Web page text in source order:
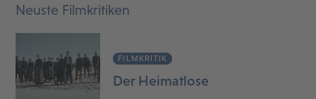
Neuste Filmkritiken
FILMKRITIK
Der Heimatlose